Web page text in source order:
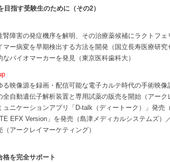
指す受験生のために（その2）
腎障害の発症機序を解明、その治療薬候補にラクトフ
マー病変を早期検出する方法を開発（国立長寿医療研
バイオマーカーを発見（東京医科歯科大）
る映像源を録画・配信可能な電子カルテ時代の手術映
全自動遺伝子解析装置と専用試薬の販売を開始（アー
ュニケーションアプリ「D-talk（ディートーク）」発売
EFX Version」を発売（島津メディカルシステムズ）
アークレイマーケティング）
格を完全サポート